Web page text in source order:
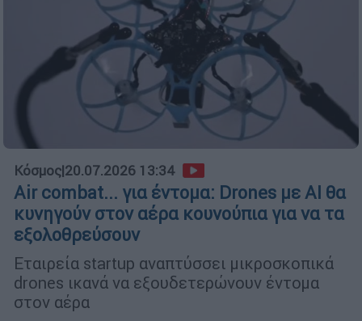
Κόσμος|20.07.2026 13:34
Air combat... για έντομα: Drones με AI θα
κυνηγούν στον αέρα κουνούπια για να τα
εξολοθρεύσουν
Εταιρεία startup αναπτύσσει μικροσκοπικά
drones ικανά να εξουδετερώνουν έντομα
στον αέρα